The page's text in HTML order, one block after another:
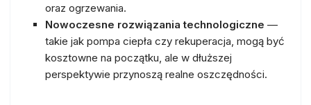
oraz ogrzewania.
Nowoczesne rozwiązania technologiczne —
takie jak pompa ciepła czy rekuperacja, mogą być
kosztowne na początku, ale w dłuższej
perspektywie przynoszą realne oszczędności.